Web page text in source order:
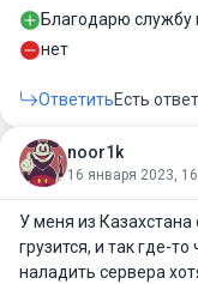
Благодарю
нет
ОтветитьЕсть
noor1k
16 января 2023,
У меня из
грузится, и так где-
наладить сервера